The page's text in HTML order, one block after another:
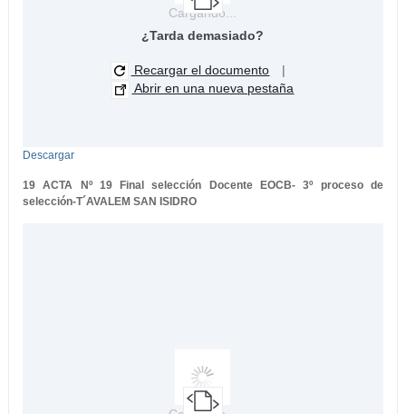
Cargando...
¿Tarda demasiado?
Recargar el documento
|
Abrir en una nueva pestaña
Descargar
19 ACTA Nº 19 Final selección Docente EOCB- 3º proceso de
selección-T´AVALEM SAN ISIDRO